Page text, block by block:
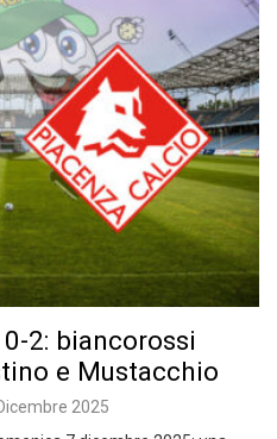
2: biancorossi
e Mustacchio
2025